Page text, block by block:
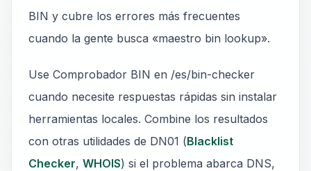
BIN y cubre los errores más frecuentes
cuando la gente busca «maestro bin lookup».
Use Comprobador BIN en /es/bin-checker
cuando necesite respuestas rápidas sin instalar
herramientas locales. Combine los resultados
con otras utilidades de DN01 (Blacklist
Checker, WHOIS) si el problema abarca DNS,